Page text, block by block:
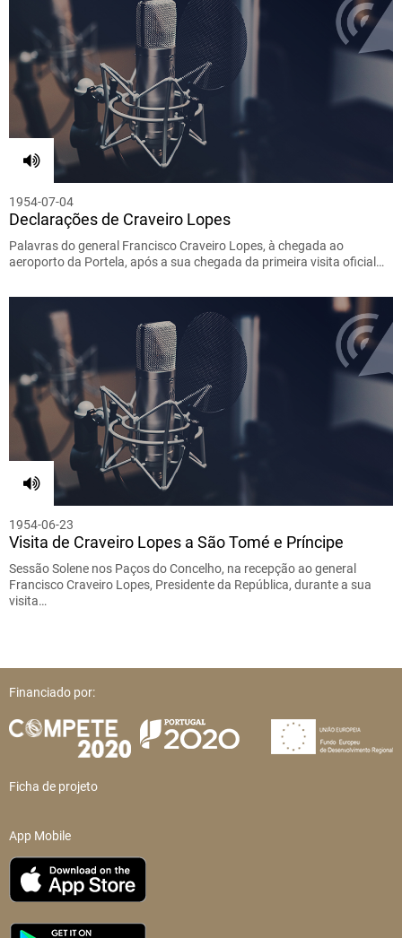
1954-07-04
Declarações de Craveiro Lopes
Palavras do general Francisco Craveiro Lopes, à chegada ao
aeroporto da Portela, após a sua chegada da primeira visita oficial…
1954-06-23
Visita de Craveiro Lopes a São Tomé e Príncipe
Sessão Solene nos Paços do Concelho, na recepção ao general
Francisco Craveiro Lopes, Presidente da República, durante a sua
visita…
Financiado por:
Ficha de projeto
App Mobile